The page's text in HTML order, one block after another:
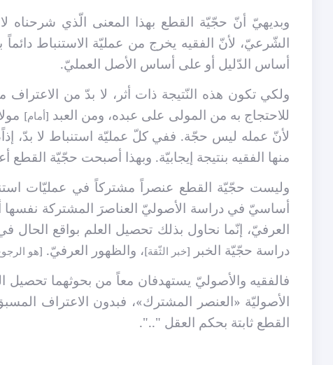
وبديهيّ أنّ حجّيّة القطع بهذا المعنى الّذي
الشّرعيّ، لأنّ الفقيه يخرج من عمليّة الاستنباط
أساس الدّليل أو على أساس الأصل العمليّ.
ولكي تكون هذه النّتيجة ذات أثر، لا بدّ من
للاحتجاج به من المولى على عبده، ومن العبد [أمام]
لأنّ عمله ليس حجّة. ففي كلّ عمليّة استنباط لا بدّ،
منها الفقيه بنتيجة إيجابيّة. وبهذا أصبحت حجّيّة القطع
وليست حجّيّة القطع عنصراً مشتركاً في عمليّات
أساسيّ في دراسة الأصوليّ العناصرَ المشتركة نفسها
العرفيّ، إنّما نحاول بذلك تحصيل العلم بواقع
دراسة حجّيّة الخبر [خبر الثّقة]، والظهور العرفيّ. [هو
فالفقيه والأصوليّ يستهدفان معاً من بحوثهما تحصيل
الأصوليّة «العنصر المشترك»، فبدون الاعتراف
القطع ثابتة بحكم العقل "..".